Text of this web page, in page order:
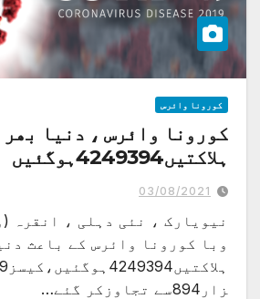
کورونا وائرس
کورونا وائرس ، دنیا بھر
ہلاکتیں4249394ہوگئیں
03/08/2021
نیویارک ، نئی دہلی ، انقرہ
وبا کورونا وائرس کے باعث
زار894سے تجاوزکر گئے…